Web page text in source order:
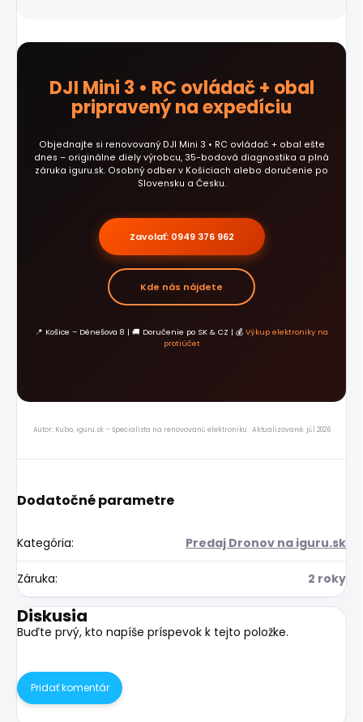
DJI Mini 3 • RC ovládač + obal
pripravený na expedíciu
Objednajte si renovovaný DJI Mini 3 • RC ovládač + obal ešte
dnes – originálne diely výrobcu, 35-bodová diagnostika a plná
záruka iguru.sk. Osobný odber v Košiciach alebo doručenie po
Slovensku a Česku.
Zavolať: 0949 376 962
Kde nás nájdete
📍 Košice – Dénešova 8 | 🚚 Doručenie po SK & CZ | 💰 Výkup elektroniky na
protiúčet
Autor: Kubo, iguru.sk – špecialista na renovovanú elektroniku · Aktualizované: júl 2026
Dodatočné parametre
Kategória: Predaj Dronov na iguru.sk
Záruka: 2 roky
Diskusia
Buďte prvý, kto napíše príspevok k tejto položke.
Pridať komentár